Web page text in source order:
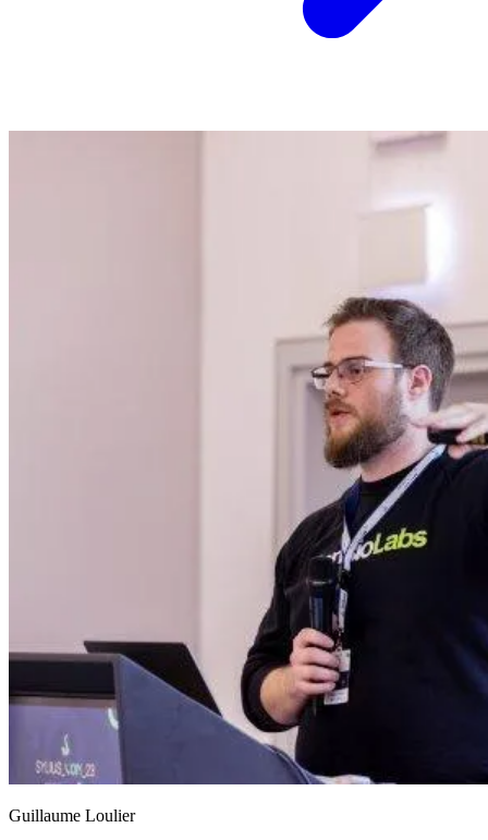
Guillaume Loulier